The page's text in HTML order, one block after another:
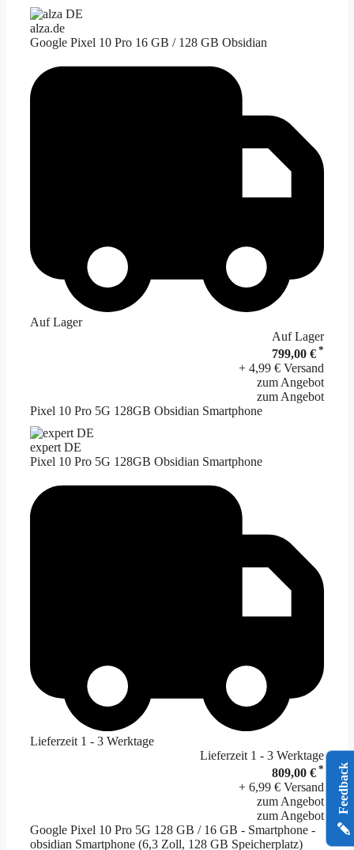
alza.de
Google Pixel 10 Pro 16 GB / 128 GB Obsidian
Auf Lager
Auf Lager
799,00 € *
+ 4,99 € Versand
zum Angebot
zum Angebot
Pixel 10 Pro 5G 128GB Obsidian Smartphone
expert DE
Pixel 10 Pro 5G 128GB Obsidian Smartphone
Lieferzeit 1 - 3 Werktage
Lieferzeit 1 - 3 Werktage
809,00 € *
+ 6,99 € Versand
zum Angebot
zum Angebot
Google Pixel 10 Pro 5G 128 GB / 16 GB - Smartphone -
obsidian Smartphone (6,3 Zoll, 128 GB Speicherplatz)
Feedback